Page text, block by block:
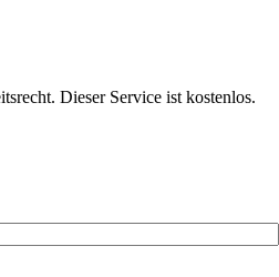
Dieser Service ist kostenlos.